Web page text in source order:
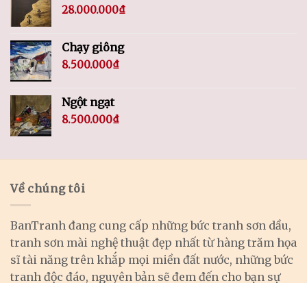
28.000.000₫
Chạy giông
8.500.000₫
Ngột ngạt
8.500.000₫
Về chúng tôi
BanTranh đang cung cấp những bức tranh sơn dầu,
tranh sơn mài nghệ thuật đẹp nhất từ hàng trăm họa
sĩ tài năng trên khắp mọi miền đất nước, những bức
tranh độc đáo, nguyên bản sẽ đem đến cho bạn sự